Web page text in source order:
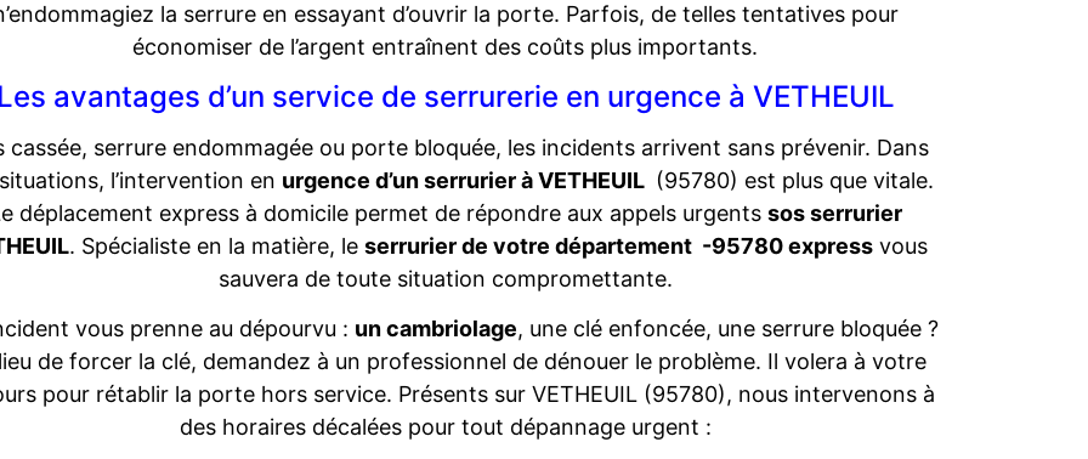
la serrure en essayant d’ouvrir la porte. Parfois, de telles tentatives pour
économiser de l’argent entraînent des coûts plus importants.
Les avantages d’un service de serrurerie en urgence à VETHEUIL
cassée, serrure endommagée ou porte bloquée, les incidents arrivent sans prévenir. Dans
l’intervention en urgence d’un serrurier à VETHEUIL (95780) est plus que vitale.
déplacement express à domicile permet de répondre aux appels urgents sos serrurier
. Spécialiste en la matière, le serrurier de votre département -95780 express vous
sauvera de toute situation compromettante.
vous prenne au dépourvu : un cambriolage, une clé enfoncée, une serrure bloquée ?
de forcer la clé, demandez à un professionnel de dénouer le problème. Il volera à votre
pour rétablir la porte hors service. Présents sur VETHEUIL (95780), nous intervenons à
des horaires décalées pour tout dépannage urgent :